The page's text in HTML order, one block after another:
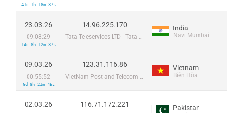
41d 1h 18m 37s
23.03.26
09:08:29
14d 8h 12m 37s
14.96.225.170
Tata Teleservices LTD - Tata Indicom - Cdma Division
India
Navi Mumbai
09.03.26
00:55:52
6d 8h 21m 45s
123.31.116.86
VietNam Post and Telecom Corporation
Vietnam
Biên Hòa
02.03.26 116.71.172.221 Pakistan